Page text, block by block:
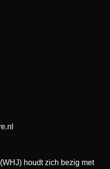
houdt zich bezig met